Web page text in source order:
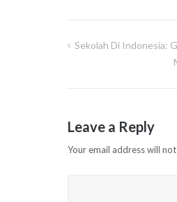
Post
Sekolah Di Indonesia:
Leave a Reply
Your email address will